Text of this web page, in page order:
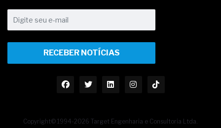
RECEBER NOTÍCIAS
Copyright© 1994-2026 Target Engenharia e Consultoria Ltda.